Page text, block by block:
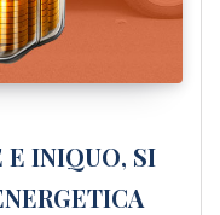
E INIQUO, SI